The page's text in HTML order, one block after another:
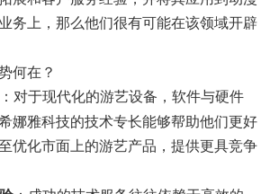
务上，那么他们很有可能在该领域开辟
何在？
：对于现代化的游艺设备，软件与硬件
娜雅科技的技术专长能够帮助他们更好
优化市面上的游艺产品，提供更具竞争